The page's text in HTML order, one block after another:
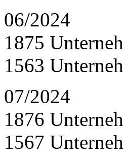
06/2024
1875
1563
07/2024
1876
1567